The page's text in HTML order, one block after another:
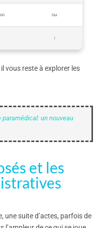
Oui
/
il vous reste à explorer les
paramédical: un nouveau
et les
une suite d’actes, parfois de